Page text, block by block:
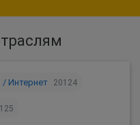
/ Интернет 20124